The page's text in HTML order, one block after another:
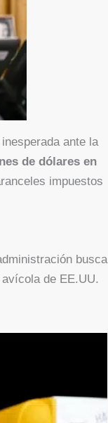
ante la
de dólares en
impuestos
busca
de EE.UU.